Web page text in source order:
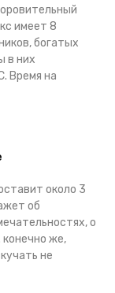
имеет 8
богатых
в них
Время на
около 3
об
о
же,
не